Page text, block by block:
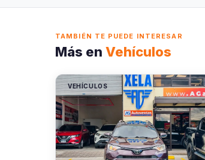
TAMBIÉN TE PUEDE INTERESAR
Más en Vehículos
VEHÍCULOS